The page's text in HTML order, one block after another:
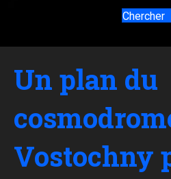
Chercher
Un plan du
Vostochny